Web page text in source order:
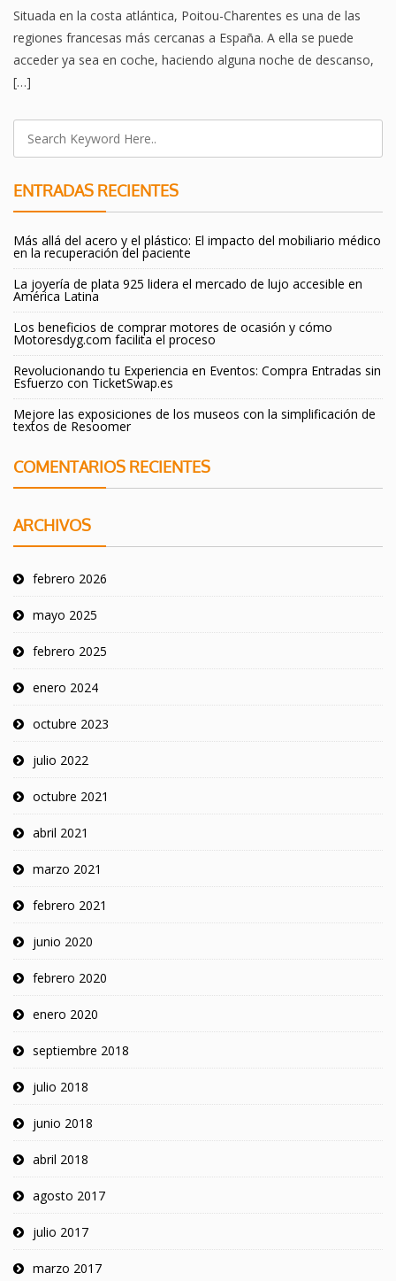
Situada en la costa atlántica, Poitou-Charentes es una de las
regiones francesas más cercanas a España. A ella se puede
acceder ya sea en coche, haciendo alguna noche de descanso,
[…]
ENTRADAS RECIENTES
Más allá del acero y el plástico: El impacto del mobiliario médico
en la recuperación del paciente
La joyería de plata 925 lidera el mercado de lujo accesible en
América Latina
Los beneficios de comprar motores de ocasión y cómo
Motoresdyg.com facilita el proceso
Revolucionando tu Experiencia en Eventos: Compra Entradas sin
Esfuerzo con TicketSwap.es
Mejore las exposiciones de los museos con la simplificación de
textos de Resoomer
COMENTARIOS RECIENTES
ARCHIVOS
febrero 2026
mayo 2025
febrero 2025
enero 2024
octubre 2023
julio 2022
octubre 2021
abril 2021
marzo 2021
febrero 2021
junio 2020
febrero 2020
enero 2020
septiembre 2018
julio 2018
junio 2018
abril 2018
agosto 2017
julio 2017
marzo 2017